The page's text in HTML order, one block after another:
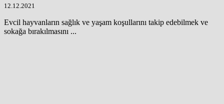
12.12.2021
Evcil hayvanların sağlık ve yaşam koşullarını takip edebilmek ve
sokağa bırakılmasını ...